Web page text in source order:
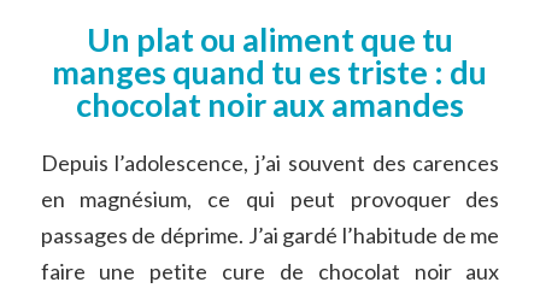
Un plat ou aliment que tu
manges quand tu es triste : du
chocolat noir aux amandes
Depuis l’adolescence, j’ai souvent des carences
en magnésium, ce qui peut provoquer des
passages de déprime. J’ai gardé l’habitude de me
faire une petite cure de chocolat noir aux